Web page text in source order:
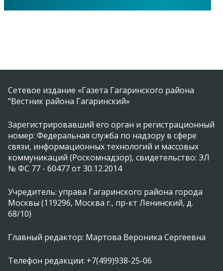
Сетевое издание «Газета Гагаринского района
"Вестник района Гагаринский»
Зарегистрировавший его орган и регистрационный
номер: Федеральная служба по надзору в сфере
связи, информационных технологий и массовых
коммуникаций (Роскомнадзор), свидетельство: ЭЛ
№ ФС 77 - 60477 от 30.12.2014
Учредитель: управа Гагаринского района города
Москвы (119296, Москва г., пр-кт Ленинский, д.
68/10)
Главный редактор: Мартова Вероника Сергеевна
Телефон редакции: +7(499)938-25-06